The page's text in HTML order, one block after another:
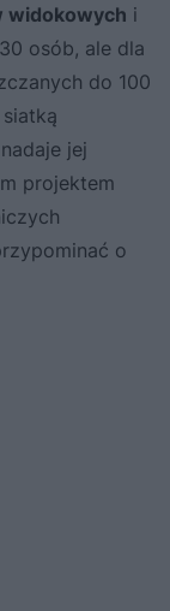
widokowych i
osób, ale dla
do 100
jej
projektem
o